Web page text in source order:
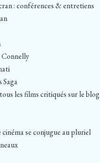
: conférences & entretiens
Connelly
les films critiqués sur le blog
se conjugue au pluriel